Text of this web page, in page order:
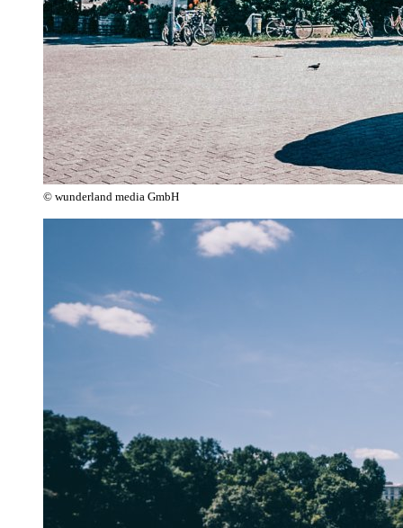
© wunderland media GmbH